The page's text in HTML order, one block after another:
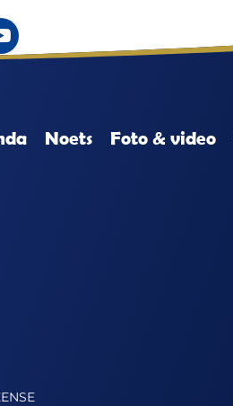
Noets Foto & video